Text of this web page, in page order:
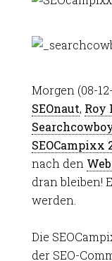
Morgen (08-
SEOnaut, Roy
SEOCampixx
nach den
dran bleiben!
werden.
Die
der SEO-